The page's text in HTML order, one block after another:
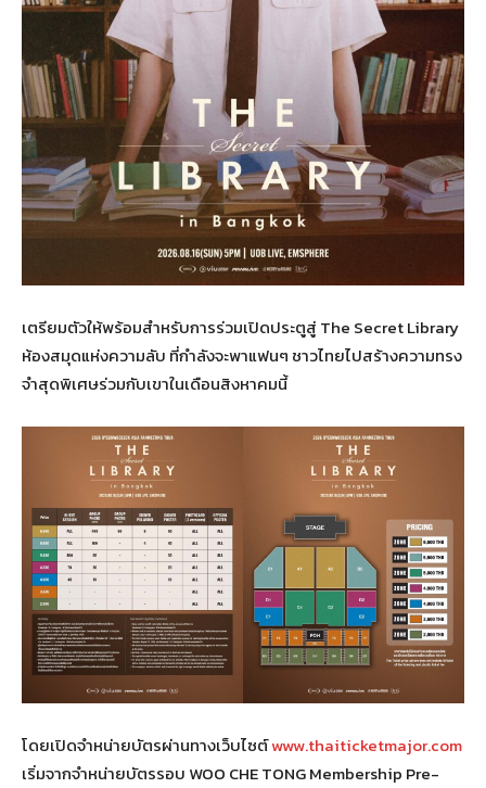
เตรียมตัวให้พร้อมสำหรับการร่วมเปิดประตูสู่ The Secret Library
ห้องสมุดแห่งความลับ ที่กำลังจะพาแฟนๆ ชาวไทยไปสร้างความทรง
จำสุดพิเศษร่วมกับเขาในเดือนสิงหาคมนี้
โดยเปิดจำหน่ายบัตรผ่านทางเว็บไซต์www.thaiticketmajor.com
เริ่มจากจำหน่ายบัตรรอบ WOO CHE TONG Membership Pre-